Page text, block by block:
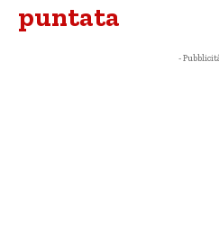
puntata
-